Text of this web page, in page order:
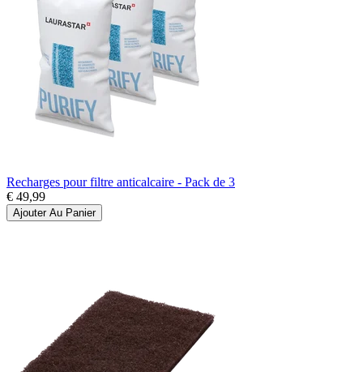
Recharges pour filtre anticalcaire - Pack de 3
€ 49,99
Ajouter Au Panier